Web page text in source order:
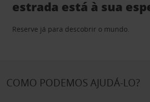
estrada está à sua
Reserve já para descobrir o mundo.
COMO PODEMOS AJUDÁ-LO?